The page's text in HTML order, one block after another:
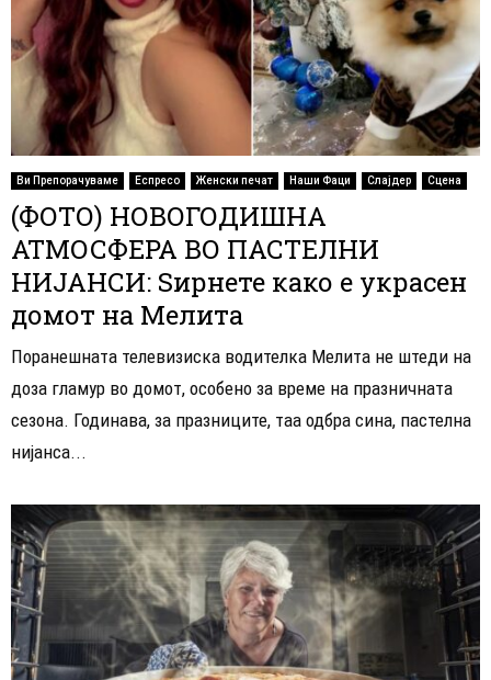
Ви Препорачуваме Еспресо Женски печат Наши Фаци Слајдер Сцена
(ФОТО) НОВОГОДИШНА
АТМОСФЕРА ВО ПАСТЕЛНИ
НИЈАНСИ: Ѕирнете како е украсен
домот на Мелита
Поранешната телевизиска водителка Мелита не штеди на
доза гламур во домот, особено за време на празничната
сезона. Годинава, за празниците, таа одбра сина, пастелна
нијанса...